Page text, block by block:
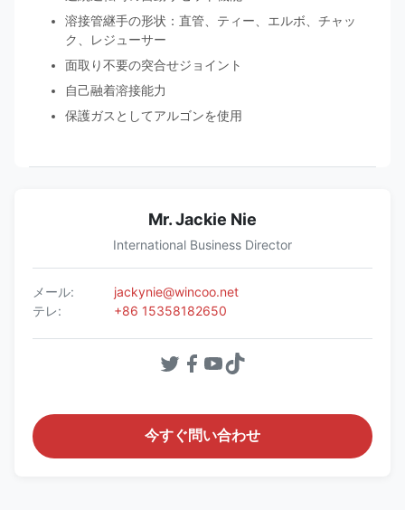
溶接管継手の形状：直管、ティー、エルボ、チャッ
ク、レジューサー
面取り不要の突合せジョイント
自己融着溶接能力
保護ガスとしてアルゴンを使用
Mr. Jackie Nie
International Business Director
メール:
jackynie@wincoo.net
テレ:
+86 15358182650
今すぐ問い合わせ